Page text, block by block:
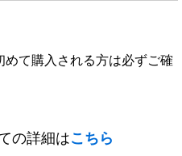
めて購入される方は必ずご確
の詳細はこちら